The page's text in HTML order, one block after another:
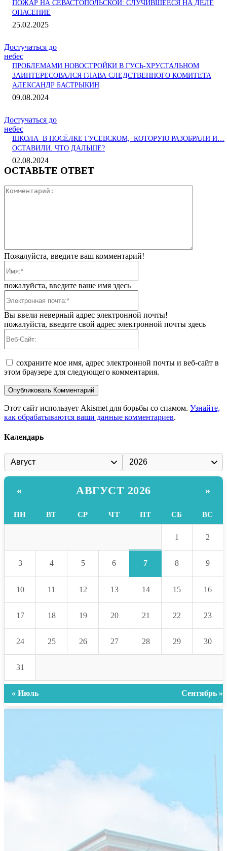
ПОЖАР НА СЕВАСТОПОЛЬСКОЙ: СЛУЧИВШЕЕСЯ НА ДЕЛЕ
ОПАСЕНИЕ
25.02.2025
Достучаться до
небес
ПРОБЛЕМАМИ НОВОСТРОЙКИ В ГУСЬ-ХРУСТАЛЬНОМ
ЗАИНТЕРЕСОВАЛСЯ ГЛАВА СЛЕДСТВЕННОГО КОМИТЕТА
АЛЕКСАНДР БАСТРЫКИН
09.08.2024
Достучаться до
небес
ШКОЛА В ПОСЁЛКЕ ГУСЕВСКОМ, КОТОРУЮ РАЗОБРАЛИ И…
ОСТАВИЛИ. ЧТО ДАЛЬШЕ?
02.08.2024
ОСТАВЬТЕ ОТВЕТ
Пожалуйста, введите ваш комментарий!
пожалуйста, введите ваше имя здесь
Вы ввели неверный адрес электронной почты!
пожалуйста, введите свой адрес электронной почты здесь
сохраните мое имя, адрес электронной почты и веб-сайт в
этом браузере для следующего комментария.
Этот сайт использует Akismet для борьбы со спамом. Узнайте,
как обрабатываются ваши данные комментариев.
Календарь
« АВГУСТ 2026 »
ПН ВТ СР ЧТ ПТ СБ ВС
1 2
3 4 5 6 7 8 9
10 11 12 13 14 15 16
17 18 19 20 21 22 23
24 25 26 27 28 29 30
31
« Июль Сентябрь »